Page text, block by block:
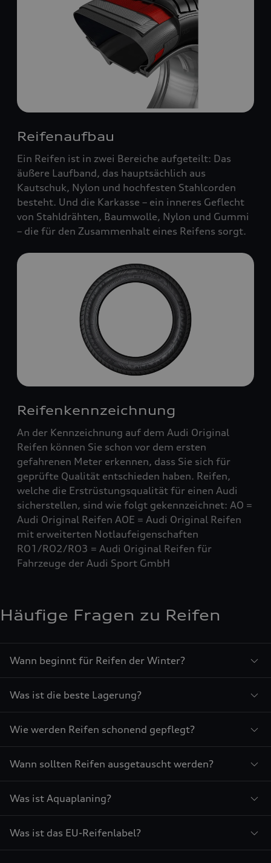
Reifenaufbau
Ein Reifen ist in zwei Bereiche aufgeteilt: Das
äußere Laufband, das hauptsächlich aus
Kautschuk, Nylon und hochfesten Stahlcorden
besteht. Und die Karkasse – ein inneres Geflecht
von Stahldrähten, Baumwolle, Nylon und Gummi
– die für den Zusammenhalt eines Reifens sorgt.
Reifenkennzeichnung
An der Kennzeichnung auf dem Audi Original
Reifen können Sie schon vor dem ersten
gefahrenen Meter erkennen, dass Sie sich für
geprüfte Qualität entschieden haben. Reifen,
welche die Erstrüstungsqualität für einen Audi
sicherstellen, sind wie folgt gekennzeichnet: AO =
Audi Original Reifen AOE = Audi Original Reifen
mit erweiterten Notlaufeigenschaften
RO1/RO2/RO3 = Audi Original Reifen für
Fahrzeuge der Audi Sport GmbH
Häufige Fragen zu Reifen
Wann beginnt für Reifen der Winter?
Was ist die beste Lagerung?
Wie werden Reifen schonend gepflegt?
Wann sollten Reifen ausgetauscht werden?
Was ist Aquaplaning?
Was ist das EU-Reifenlabel?